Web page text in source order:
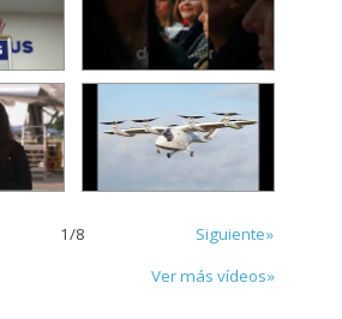
1/8
Siguiente»
Ver más vídeos»